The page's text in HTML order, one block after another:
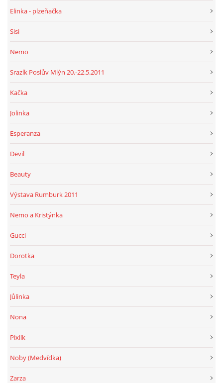
Elinka - plzeňačka
Sisi
Nemo
Srazík Poslův Mlýn 20.-22.5.2011
Kačka
Jolinka
Esperanza
Devil
Beauty
Výstava Rumburk 2011
Nemo a Kristýnka
Gucci
Dorotka
Teyla
Jůlinka
Nona
Pixlík
Noby (Medvídka)
Zarza